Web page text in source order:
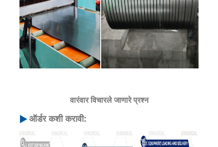
वारंवार विचारले जाणारे प्रश्न
ऑर्डर कशी करावी: